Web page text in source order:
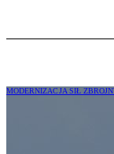
MODERNIZACJA SIŁ
Okręty